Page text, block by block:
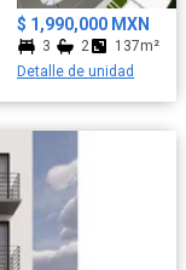
$ 1,990,000 MXN
3 2
137m²
Detalle de unidad